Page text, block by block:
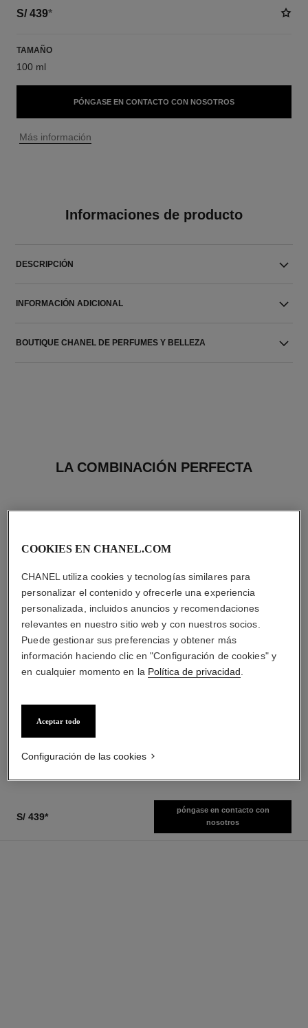
S/ 439*
TAMAÑO
100 ml
PÓNGASE EN CONTACTO CON NOSOTROS
↩
Más información
Informaciones de producto
DESCRIPCIÓN
INFORMACIÓN ADICIONAL
BOUTIQUE CHANEL DE PERFUMES Y BELLEZA
LA COMBINACIÓN PERFECTA
Ref. 107360
Ver información
S/ 439*
póngase en contacto con
nosotros
COOKIES EN CHANEL.COM
CHANEL utiliza cookies y tecnologías similares para
personalizar el contenido y ofrecerle una experiencia
personalizada, incluidos anuncios y recomendaciones
relevantes en nuestro sitio web y con nuestros socios.
Puede gestionar sus preferencias y obtener más
información haciendo clic en "Configuración de cookies" y
en cualquier momento en la Política de privacidad
Aceptar todo
Configuración de las cookies